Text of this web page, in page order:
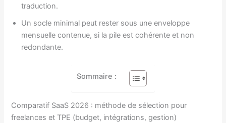
traduction.
Un socle minimal peut rester sous une enveloppe
mensuelle contenue, si la pile est cohérente et non
redondante.
Sommaire :
Comparatif SaaS 2026 : méthode de sélection pour
freelances et TPE (budget, intégrations, gestion)